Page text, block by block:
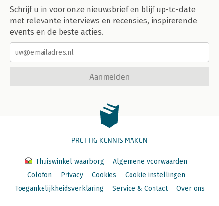
Schrijf u in voor onze nieuwsbrief en blijf up-to-date
met relevante interviews en recensies, inspirerende
events en de beste acties.
Aanmelden
PRETTIG KENNIS MAKEN
Thuiswinkel waarborg
Algemene voorwaarden
Colofon
Privacy Cookies
Cookie instellingen
Toegankelijkheidsverklaring
Service & Contact Over ons